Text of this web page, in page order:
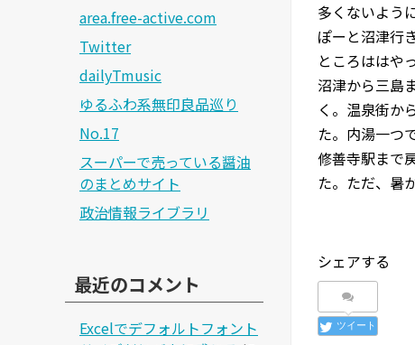
多くないよう
ぽーと沼津行
ところははや
沼津から三島
く。温泉街か
た。内湯一つ
修善寺駅まで
た。ただ、暑
シェアする
ツイート
area.free-active.com
Twitter
dailyTmusic
ゆるふわ系無印良品巡り
No.17
スーパーで売っている醤油
のまとめサイト
政治情報ライブラリ
最近のコメント
Excelでデフォルトフォント